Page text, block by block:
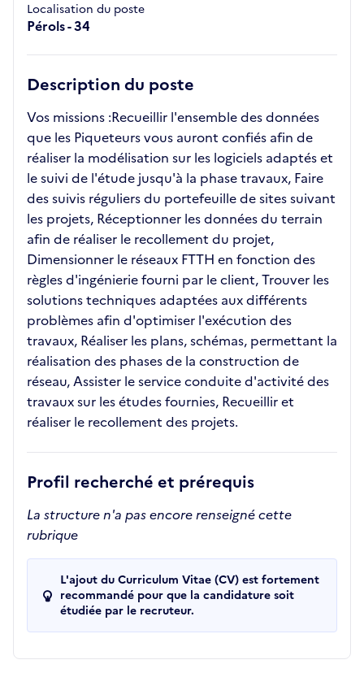
Localisation du poste
Pérols - 34
Description du poste
Vos missions :Recueillir l'ensemble des données
que les Piqueteurs vous auront confiés afin de
réaliser la modélisation sur les logiciels adaptés et
le suivi de l'étude jusqu'à la phase travaux, Faire
des suivis réguliers du portefeuille de sites suivant
les projets, Réceptionner les données du terrain
afin de réaliser le recollement du projet,
Dimensionner le réseaux FTTH en fonction des
règles d'ingénierie fourni par le client, Trouver les
solutions techniques adaptées aux différents
problèmes afin d'optimiser l'exécution des
travaux, Réaliser les plans, schémas, permettant la
réalisation des phases de la construction de
réseau, Assister le service conduite d'activité des
travaux sur les études fournies, Recueillir et
réaliser le recollement des projets.
Profil recherché et prérequis
La structure n'a pas encore renseigné cette
rubrique
L'ajout du Curriculum Vitae (CV) est fortement
recommandé pour que la candidature soit
étudiée par le recruteur.